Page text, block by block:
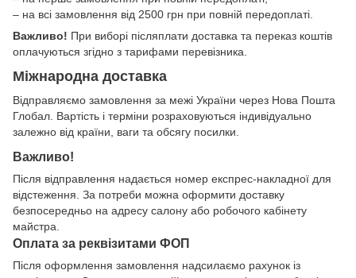
– на всі замовлення від 2500 грн при повній передоплаті.
Важливо! При виборі післяплати доставка та переказ коштів
оплачуються згідно з тарифами перевізника.
Міжнародна доставка
Відправляємо замовлення за межі України через Нова Пошта
Глобал. Вартість і терміни розраховуються індивідуально
залежно від країни, ваги та обсягу посилки.
Важливо!
Після відправлення надається номер експрес-накладної для
відстеження. За потреби можна оформити доставку
безпосередньо на адресу салону або робочого кабінету
майстра.
Оплата за реквізитами ФОП
Після оформлення замовлення надсилаємо рахунок із